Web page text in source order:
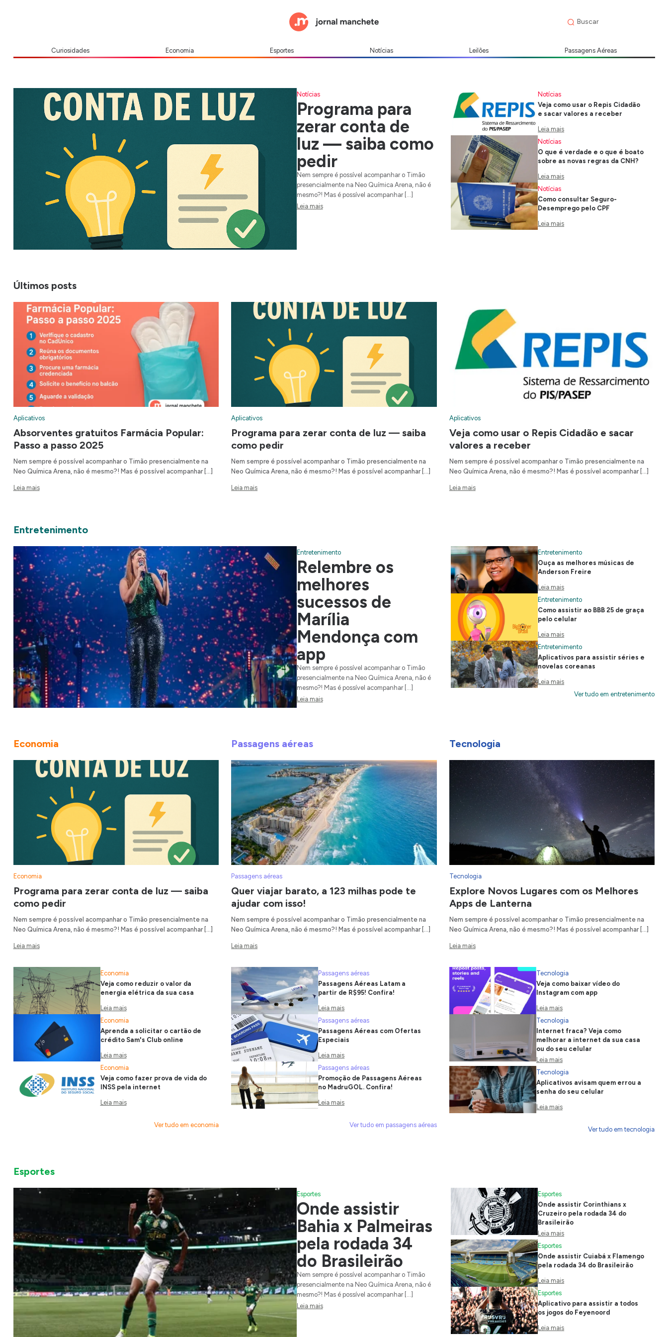
Curiosidades Economia Esportes Notícias Leilões Passagens Aéreas
Notícias
Programa para
zerar conta de
luz — saiba como
pedir
Nem sempre é possível acompanhar o Timão
presencialmente na Neo Química Arena, não é
mesmo?! Mas é possível acompanhar […]
Leia mais
Notícias
Veja como usar o Repis Cidadão
e sacar valores a receber
Leia mais
Notícias
O que é verdade e o que é boato
sobre as novas regras da CNH?
Leia mais
Notícias
Como consultar Seguro-
Desemprego pelo CPF
Leia mais
Últimos posts
Aplicativos
Absorventes gratuitos Farmácia Popular:
Passo a passo 2025
Nem sempre é possível acompanhar o Timão presencialmente na
Neo Química Arena, não é mesmo?! Mas é possível acompanhar […]
Leia mais
Aplicativos
Programa para zerar conta de luz — saiba
como pedir
Nem sempre é possível acompanhar o Timão presencialmente na
Neo Química Arena, não é mesmo?! Mas é possível acompanhar […]
Leia mais
Aplicativos
Veja como usar o Repis Cidadão e sacar
valores a receber
Nem sempre é possível acompanhar o Timão presencialmente na
Neo Química Arena, não é mesmo?! Mas é possível acompanhar […]
Leia mais
Entretenimento
Entretenimento
Relembre os
melhores
sucessos de
Marília
Mendonça com
app
Nem sempre é possível acompanhar o Timão
presencialmente na Neo Química Arena, não é
mesmo?! Mas é possível acompanhar […]
Leia mais
Entretenimento
Ouça as melhores músicas de
Anderson Freire
Leia mais
Entretenimento
Como assistir ao BBB 25 de graça
pelo celular
Leia mais
Entretenimento
Aplicativos para assistir séries e
novelas coreanas
Leia mais
Ver tudo em entretenimento
Economia
Economia
Programa para zerar conta de luz — saiba
como pedir
Nem sempre é possível acompanhar o Timão presencialmente na
Neo Química Arena, não é mesmo?! Mas é possível acompanhar […]
Leia mais
Economia
Veja como reduzir o valor da
energia elétrica da sua casa
Leia mais
Economia
Aprenda a solicitar o cartão de
crédito Sam's Club online
Leia mais
Economia
Veja como fazer prova de vida do
INSS pela internet
Leia mais
Ver tudo em economia
Passagens aéreas
Passagens aéreas
Quer viajar barato, a 123 milhas pode te
ajudar com isso!
Nem sempre é possível acompanhar o Timão presencialmente na
Neo Química Arena, não é mesmo?! Mas é possível acompanhar […]
Leia mais
Passagens aéreas
Passagens Aéreas Latam a
partir de R$95! Confira!
Leia mais
Passagens aéreas
Passagens Aéreas com Ofertas
Especiais
Leia mais
Passagens aéreas
Promoção de Passagens Aéreas
no MadruGOL. Confira!
Leia mais
Ver tudo em passagens aéreas
Tecnologia
Tecnologia
Explore Novos Lugares com os Melhores
Apps de Lanterna
Nem sempre é possível acompanhar o Timão presencialmente na
Neo Química Arena, não é mesmo?! Mas é possível acompanhar […]
Leia mais
Tecnologia
Veja como baixar vídeo do
Instagram com app
Leia mais
Tecnologia
Internet fraca? Veja como
melhorar a internet da sua casa
ou do seu celular
Leia mais
Tecnologia
Aplicativos avisam quem errou a
senha do seu celular
Leia mais
Ver tudo em tecnologia
Esportes
Esportes
Onde assistir
Bahia x Palmeiras
pela rodada 34
do Brasileirão
Nem sempre é possível acompanhar o Timão
presencialmente na Neo Química Arena, não é
mesmo?! Mas é possível acompanhar […]
Leia mais
Esportes
Onde assistir Corinthians x
Cruzeiro pela rodada 34 do
Brasileirão
Leia mais
Esportes
Onde assistir Cuiabá x Flamengo
pela rodada 34 do Brasileirão
Leia mais
Esportes
Aplicativo para assistir a todos
os jogos do Feyenoord
Leia mais